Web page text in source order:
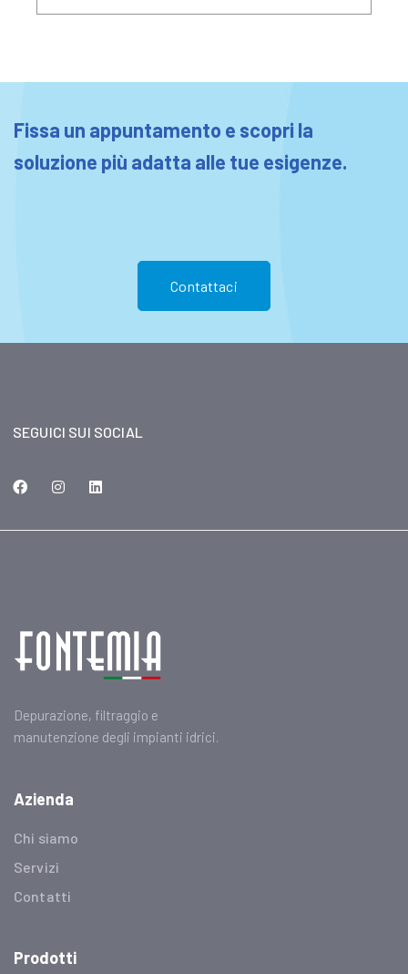
Fissa un appuntamento e scopri la
soluzione più adatta alle tue esigenze.
Contattaci
SEGUICI SUI SOCIAL
Depurazione, filtraggio e
manutenzione degli impianti idrici.
Azienda
Chi siamo
Servizi
Contatti
Prodotti